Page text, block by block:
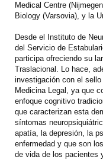
Medical Centre
Biology (Varsovia), y la
Desde el Instituto de
del Servicio de
participa ofreciendo su
Traslacional. Lo hace,
investigación con el
Medicina Legal, ya que
enfoque cognitivo
que caracterizan esta
síntomas
apatía, la depresión, la
enfermedad y que son
de vida de los pacientes